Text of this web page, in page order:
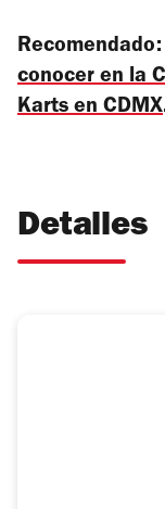
Recomendado:
conocer en la
Karts en CDMX
Detalles